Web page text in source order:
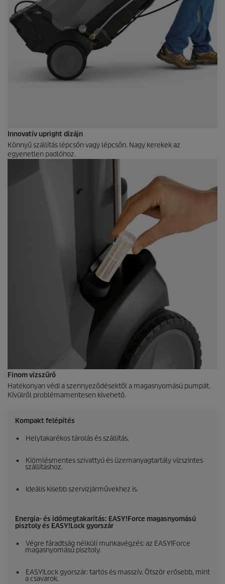
Innovatív upright dizájn
Könnyű szállítás lépcsőn vagy lépcsőn. Nagy kerekek az
egyenetlen padlóhoz.
Finom vízszűrő
Hatékonyan védi a szennyeződésektől a magasnyomású pumpát.
Kívülről problémamentesen kivehető.
Kompakt felépítés
Helytakarékos tárolás és szállítás.
Kiömlésmentes szivattyú és üzemanyagtartály vízszintes
szállításhoz.
Ideális kisebb szervizjárművekhez is.
Energia- és időmegtakarítás: EASY!Force magasnyomású
pisztoly és EASY!Lockgyorszár
Végre fáradtság nélküli munkavégzés: az EASY!Force
magasnyomású pisztoly.
EASY!Lock gyorszár: tartós és masszív. Ötször erősebb, mint
a csavarok.